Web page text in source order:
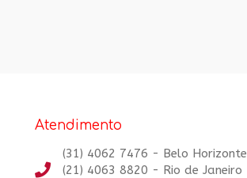
Atendimento
(31) 4062 7476 - Belo Horizonte
(21) 4063 8820 - Rio de Janeiro